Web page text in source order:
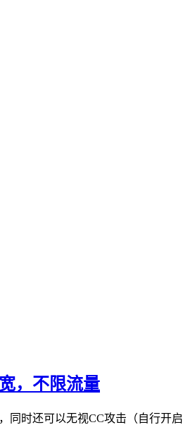
，不限流量
同时还可以无视CC攻击（自行开